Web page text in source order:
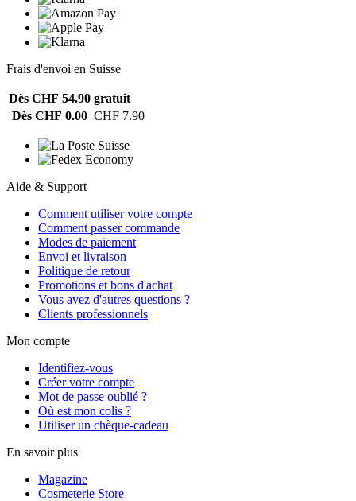
Frais d'envoi en Suisse
Dès CHF 54.90 gratuit
Dès CHF 0.00 CHF 7.90
Aide & Support
Comment utiliser votre compte
Comment passer commande
Modes de paiement
Envoi et livraison
Politique de retour
Promotions et bons d'achat
Vous avez d'autres questions ?
Clients professionnels
Mon compte
Identifiez-vous
Créer votre compte
Mot de passe oublié ?
Où est mon colis ?
Utiliser un chèque-cadeau
En savoir plus
Magazine
Cosmeterie Store